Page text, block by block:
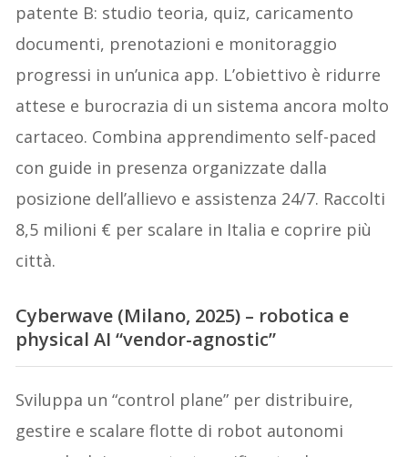
patente B: studio teoria, quiz, caricamento
documenti, prenotazioni e monitoraggio
progressi in un’unica app. L’obiettivo è ridurre
attese e burocrazia di un sistema ancora molto
cartaceo. Combina apprendimento self-paced
con guide in presenza organizzate dalla
posizione dell’allievo e assistenza 24/7. Raccolti
8,5 milioni € per scalare in Italia e coprire più
città.
Cyberwave (Milano, 2025) – robotica e
physical AI “vendor-agnostic”
Sviluppa un “control plane” per distribuire,
gestire e scalare flotte di robot autonomi